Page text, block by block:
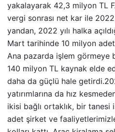
yakalayarak 42,3 milyon TL
vergi sonrası net kar ile 2022
yandan, 2022 yılı halka
Mart tarihinde 10 milyon adet
Ana pazarda işlem görmeye
140 milyon TL kaynak elde
daha da güçlü hale
yatırımlarına da hız
ikisi bağlı ortaklık, bir
adet şirket ve